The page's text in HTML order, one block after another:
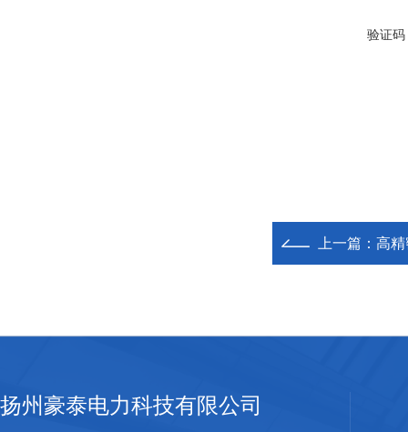
验证码
上一篇： 高
扬州豪泰电力科技有限公司